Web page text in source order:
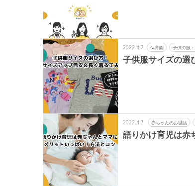
2022.4.7 保育園 子供の服
子供服サイズの選
2022.4.7 赤ちゃんのお世話
語りかけ育児は赤